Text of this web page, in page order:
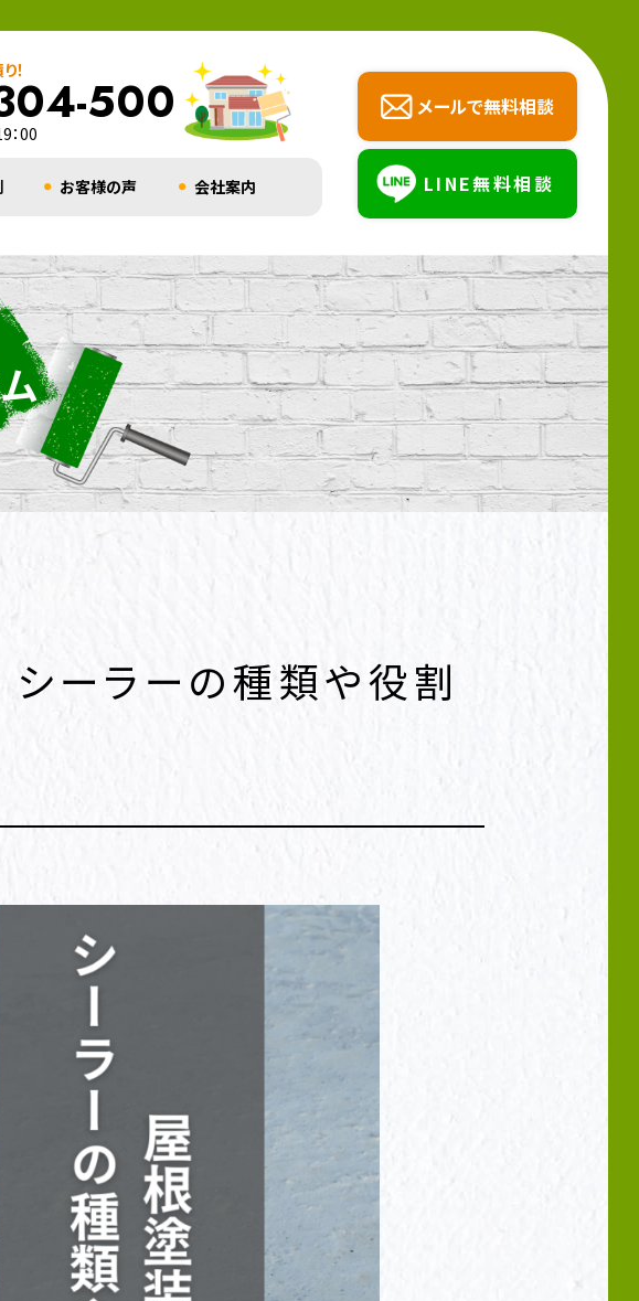
！ 500
：00
お客様の声 会社案内
メールで無料相談
LINE無料相談
ーラーの種類や役割